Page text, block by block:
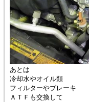
あとは
冷却水やオイル類
フィルターやブレーキ
ＡＴＦも交換して